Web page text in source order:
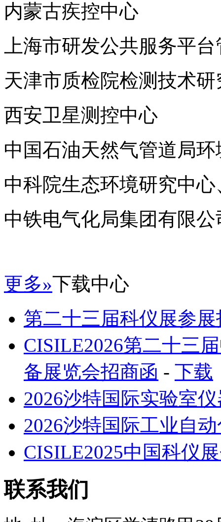
内蒙古疾控中心
上海市研发公共服务平
天津市质检院检测技术
西安卫星测控中心
中国石油天然气管道局
中科院生态环境研究中
中铁电气化局集团有限
更多»下载中心
第二十三届科仪展参
CISILE2026第二十三
备展览会招商函 - 下载
2026沙特国际实验室
2026沙特国际工业自
CISILE2025中国科仪
联系我们